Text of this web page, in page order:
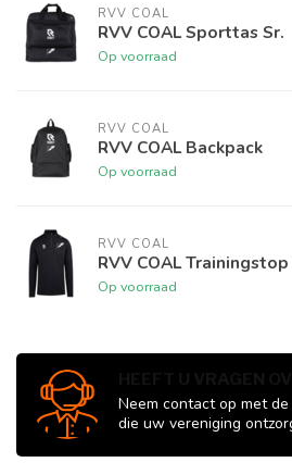
RVV COAL
RVV COAL Sporttas Sr.
Op voorraad
RVV COAL
RVV COAL Backpack
Op voorraad
RVV COAL
RVV COAL Trainingstop
Op voorraad
Neem contact op met
die uw vereniging